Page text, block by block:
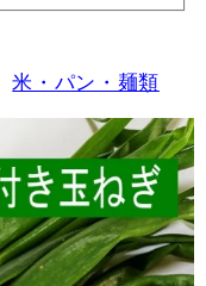
米・パン・麺類